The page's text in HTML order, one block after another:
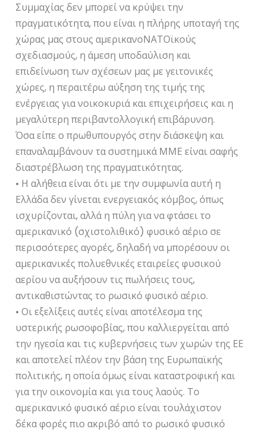
Συμμαχίας δεν μπορεί να κρύψει την
πραγματικότητα, που είναι η πλήρης υποταγή της
χώρας μας στους αμερικανοΝΑΤΟϊκούς
σχεδιασμούς, η άμεση υποδαύλιση και
επιδείνωση των σχέσεων μας με γειτονικές
χώρες, η περαιτέρω αύξηση της τιμής της
ενέργειας για νοικοκυριά και επιχειρήσεις και η
μεγαλύτερη περιβαντολλογική επιβάρυνση.
Όσα είπε ο πρωθυπουργός στην διάσκεψη και
επαναλαμβάνουν τα συστημικά ΜΜΕ είναι σαφής
διαστρέβλωση της πραγματικότητας.
• Η αλήθεια είναι ότι με την συμφωνία αυτή η
Ελλάδα δεν γίνεται ενεργειακός κόμβος, όπως
ισχυρίζονται, αλλά η πύλη για να φτάσει το
αμερικανικό (σχιστολιθικό) φυσικό αέριο σε
περισσότερες αγορές, δηλαδή να μπορέσουν οι
αμερικανικές πολυεθνικές εταιρείες φυσικού
αερίου να αυξήσουν τις πωλήσεις τους,
αντικαθιστώντας το ρωσικό φυσικό αέριο.
• Οι εξελίξεις αυτές είναι αποτέλεσμα της
υστερικής ρωσοφοβίας, που καλλιεργείται από
την ηγεσία και τις κυβερνήσεις των χωρών της ΕΕ
και αποτελεί πλέον την βάση της Ευρωπαϊκής
πολιτικής, η οποία όμως είναι καταστροφική και
για την οικονομία και για τους λαούς. Το
αμερικανικό φυσικό αέριο είναι τουλάχιστον
δέκα φορές πιο ακριβό από το ρωσικό φυσικό